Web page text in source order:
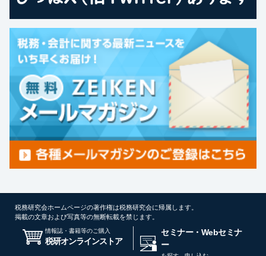
税務研究会ホームページの著作権は税務研究会に帰属します。
掲載の文章および写真等の無断転載を禁じます。
情報誌・書籍等のご購入
税研オンラインストア
セミナー・Webセミナ
ー